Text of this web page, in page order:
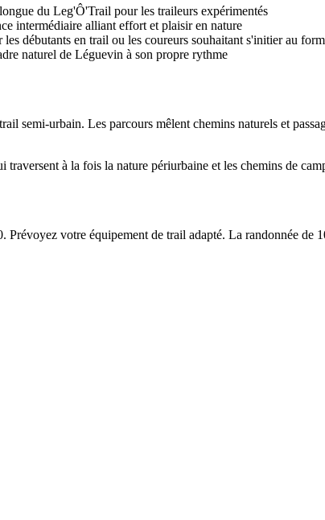
du Leg'Ô'Trail pour les traileurs expérimentés
intermédiaire alliant effort et plaisir en nature
les débutants en trail ou les coureurs souhaitant s'initier au
naturel de Léguevin à son propre rythme
semi-urbain. Les parcours mêlent chemins naturels et
à la fois la nature périurbaine et les chemins de
Prévoyez votre équipement de trail adapté. La randonnée